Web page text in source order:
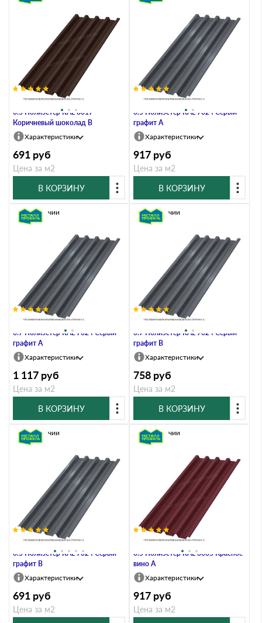
Профлист Металл Профиль Н60
0.5 Полиэстер RAL 8017
Коричневый шоколад B
Характеристики
691 руб
Цена за м2
В КОРЗИНУ
Профлист Металл Профиль Н60
0.5 Полиэстер RAL 7024 Серый
графит A
Характеристики
917 руб
Цена за м2
В КОРЗИНУ
Профлист Металл Профиль Н60
0.7 Полиэстер RAL 7024 Серый
графит A
В наличии
Характеристики
1 117 руб
Цена за м2
В КОРЗИНУ
Профлист Металл Профиль Н60
0.7 Полиэстер RAL 7024 Серый
графит B
В наличии
Характеристики
758 руб
Цена за м2
В КОРЗИНУ
Профлист Металл Профиль Н60
0.5 Полиэстер RAL 7024 Серый
графит B
В наличии
Характеристики
691 руб
Цена за м2
Профлист Металл Профиль Н60
0.5 Полиэстер RAL 3005 Красное
вино A
В наличии
Характеристики
917 руб
Цена за м2